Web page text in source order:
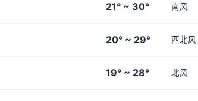
21° ~ 30° 南风
20° ~ 29° 西北风
19° ~ 28° 北风